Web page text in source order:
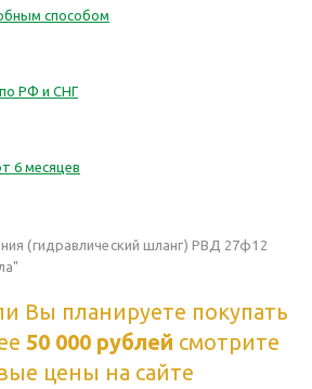
способом
РФ и СНГ
6 месяцев
(гидравлический шланг) РВД 27ф12
Вы планируете покупать
50 000 рублей смотрите
цены на сайте